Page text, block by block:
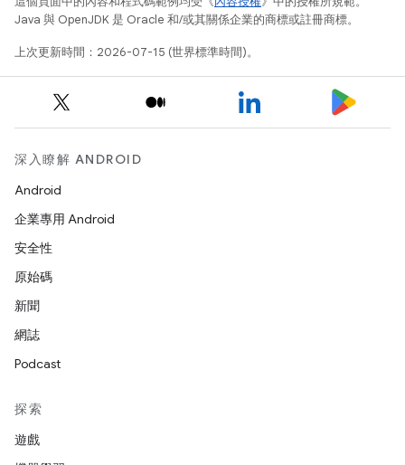
Java 與 OpenJDK 是 Oracle 和/或其關係企業的商標或註冊商標。
上次更新時間：2026-07-15 (世界標準時間)。
深入瞭解 ANDROID
Android
企業專用 Android
安全性
原始碼
新聞
網誌
Podcast
探索
遊戲